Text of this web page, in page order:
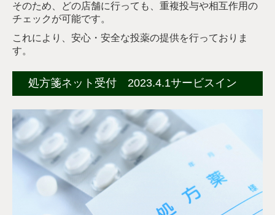
そのため、どの店舗に行っても、重複投与や相互作用の
チェックが可能です。
これにより、安心・安全な投薬の提供を行っておりま
す。
処方箋ネット受付 2023.4.1サービスイン